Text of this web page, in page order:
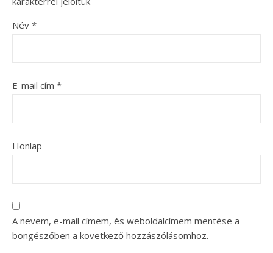
Név *
E-mail cím *
Honlap
A nevem, e-mail címem, és weboldalcímem mentése a
böngészőben a következő hozzászólásomhoz.